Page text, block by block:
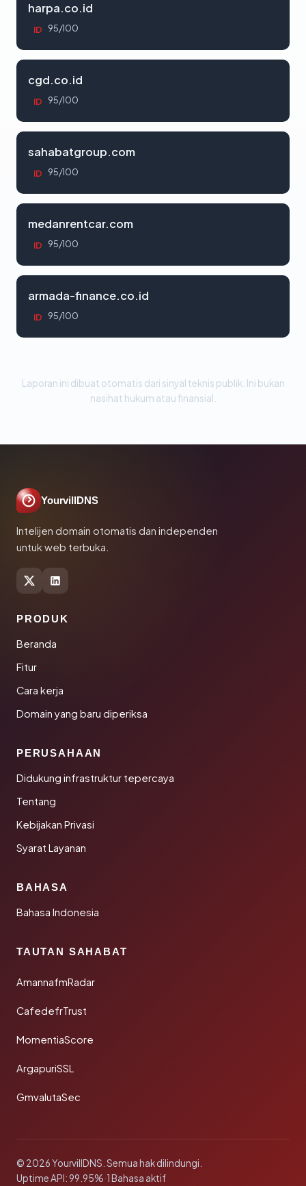
harpa.co.id
ID 95/100
cgd.co.id
ID 95/100
sahabatgroup.com
ID 95/100
medanrentcar.com
ID 95/100
armada-finance.co.id
ID 95/100
Laporan ini dibuat otomatis dari sinyal teknis publik. Ini bukan
nasihat hukum atau finansial.
YourvillDNS
Intelijen domain otomatis dan independen
untuk web terbuka.
PRODUK
Beranda
Fitur
Cara kerja
Domain yang baru diperiksa
PERUSAHAAN
Didukung infrastruktur tepercaya
Tentang
Kebijakan Privasi
Syarat Layanan
BAHASA
Bahasa Indonesia
TAUTAN SAHABAT
AmannafmRadar
CafedefrTrust
MomentiaScore
ArgapuriSSL
GmvalutaSec
© 2026 YourvillDNS. Semua hak dilindungi.
Uptime API: 99.95%·1 Bahasa aktif